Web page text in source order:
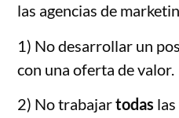
las agencias de
1) No desarrollar un
con una oferta de valor.
2) No trabajartodas